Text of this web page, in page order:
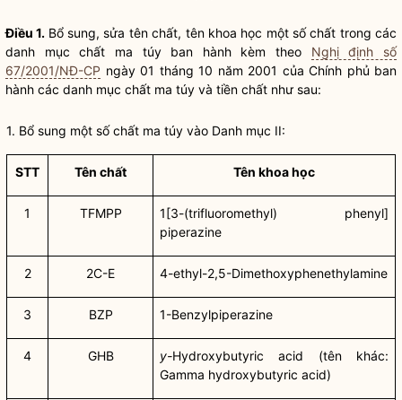
Điều 1. Bổ sung, sửa tên chất, tên khoa học một số chất trong các
danh mục chất ma túy ban hành kèm theo Nghị định số
67/2001/NĐ-CP ngày 01 tháng 10 năm 2001 của Chính phủ ban
hành các danh mục chất ma túy và tiền chất như sau:
1. Bổ sung một số chất ma túy vào Danh mục II:
STT Tên chất Tên khoa học
1 TFMPP
1[3-(trifluoromethyl) phenyl]
piperazine
2 2C-E 4-ethyl-2,5-Dimethoxyphenethylamine
3 BZP 1-Benzylpiperazine
4 GHB y-Hydroxybutyric acid (tên khác:
Gamma hydroxybutyric acid)